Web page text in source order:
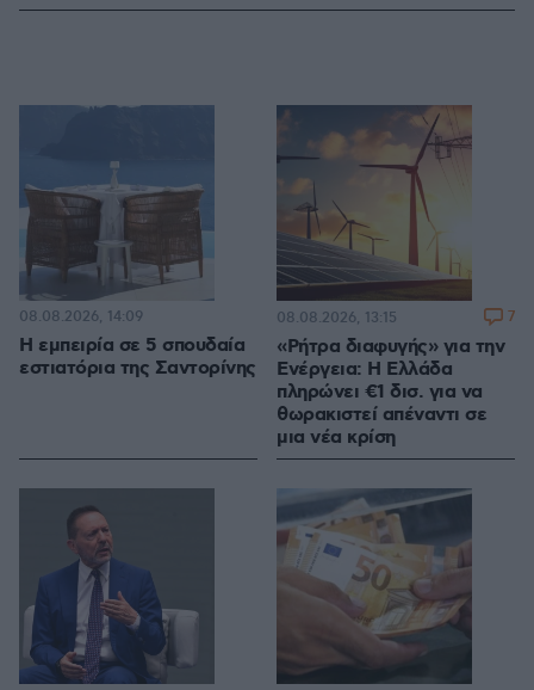
Η εμπειρία σε 5 σπουδαία
εστιατόρια της Σαντορίνης
08.08.2026, 14:09
«Ρήτρα διαφυγής» για την
Ενέργεια: Η Ελλάδα
πληρώνει €1 δισ. για να
θωρακιστεί απέναντι σε
μια νέα κρίση
08.08.2026, 13:15 7